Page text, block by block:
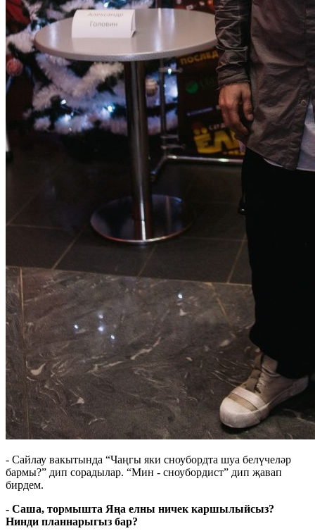
- Сайлау вакытында “Чаңгы яки сноубордта шуа белүчеләр
бармы?” дип сорадылар. “Мин - сноубордист” дип җавап
бирдем.
- Саша, тормышта Яңа елны ничек каршылыйсыз?
Нинди планнарыгыз бар?